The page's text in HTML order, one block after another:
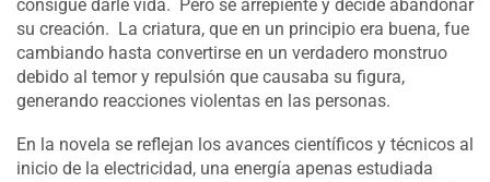
consigue darle vida. Pero se arrepiente y decide abandonar
su creación. La criatura, que en un principio era buena, fue
cambiando hasta convertirse en un verdadero monstruo
debido al temor y repulsión que causaba su figura,
generando reacciones violentas en las personas.
En la novela se reflejan los avances científicos y técnicos al
inicio de la electricidad, una energía apenas estudiada